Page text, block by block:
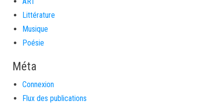
Littérature
Musique
Poésie
Méta
Connexion
Flux des publications